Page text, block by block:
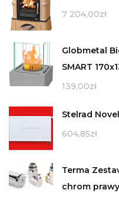
7 204,00zł
Globmetal
SMART
139,00zł
Stelrad
604,85zł
Terma
chrom prawy